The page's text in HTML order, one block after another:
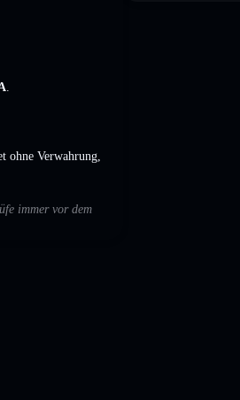
ohne Verwahrung,
immer vor dem